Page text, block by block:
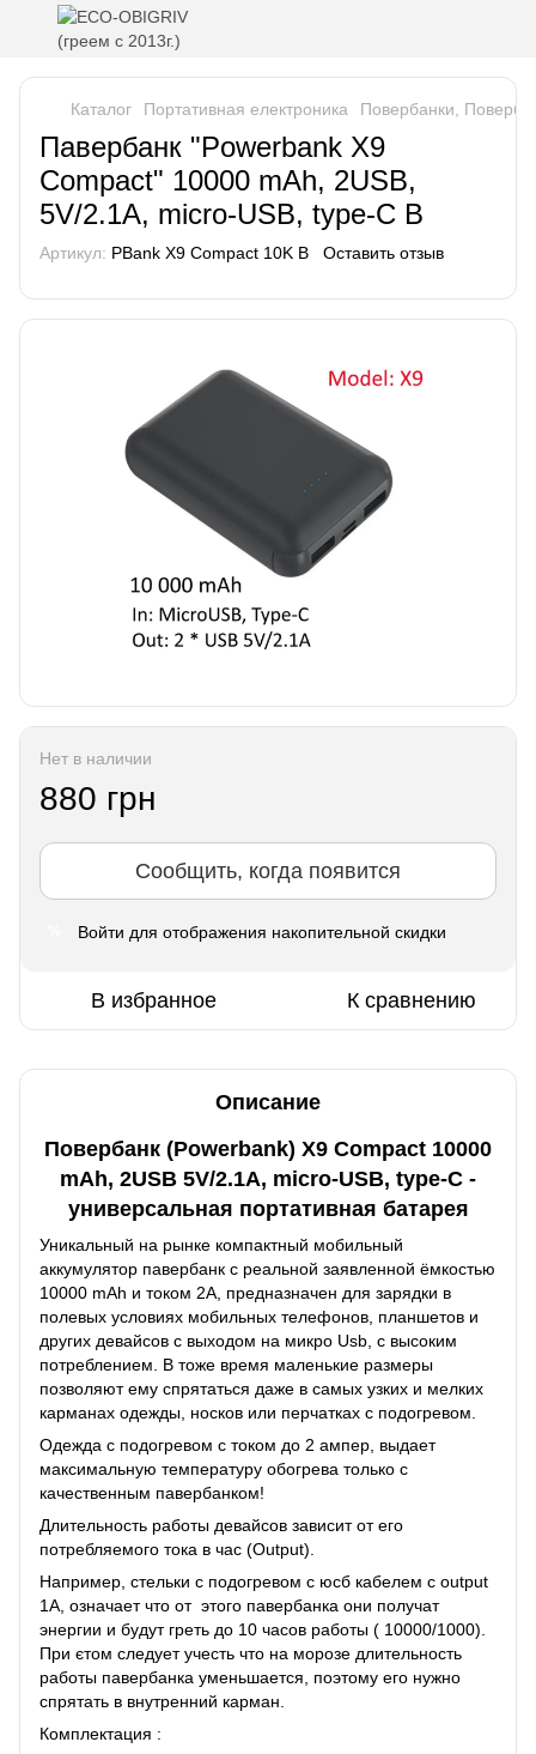
Каталог Портативная електроника Повербанки,
Павербанк "Powerbank X9
Compact" 10000 mAh, 2USB,
5V/2.1A, micro-USB, type-C B
Артикул: PBank X9 Compact 10K B Оставить отзыв
Нет в наличии
880 грн
Сообщить, когда появится
Войти для отображения накопительной скидки
В избранное К сравнению
Описание
Повербанк (Powerbank) X9 Compact 10000
mAh, 2USB 5V/2.1A, micro-USB, type-C -
универсальная портативная батарея
Уникальный на рынке компактный мобильный
аккумулятор павербанк с реальной заявленной ёмкостью
10000 mAh и током 2А, предназначен для зарядки в
полевых условиях мобильных телефонов, планшетов и
других девайсов с выходом на микро Usb, с высоким
потреблением. В тоже время маленькие размеры
позволяют ему спрятаться даже в самых узких и мелких
карманах одежды, носков или перчатках с подогревом.
Одежда с подогревом с током до 2 ампер, выдает
максимальную температуру обогрева только с
качественным павербанком!
Длительность работы девайсов зависит от его
потребляемого тока в час (Output).
Например, стельки с подогревом с юсб кабелем с output
1A, означает что от этого павербанка они получат
энергии и будут греть до 10 часов работы ( 10000/1000).
При єтом следует учесть что на морозе длительность
работы павербанка уменьшается, поэтому его нужно
спрятать в внутренний карман.
Комплектация :